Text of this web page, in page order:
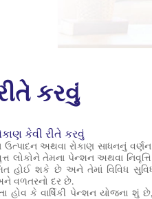
કરવું
કેવી રીતે કરવું
ઉત્પાદન અથવા રોકાણ સાધનનું
લોકોને તેમના પેન્શન અથવા
શકે છે અને તેમાં વિવિધ
વળતરનો દર છે.
હોવ કે વાર્ષિકી પેન્શન યોજના શું